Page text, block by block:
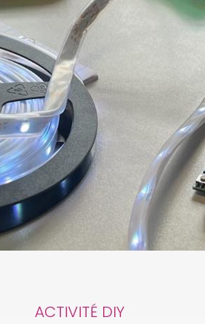
ACTIVITÉ DIY